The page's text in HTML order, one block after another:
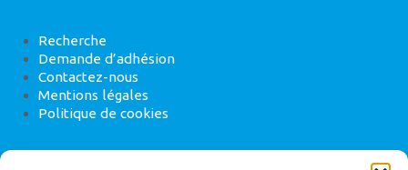
Recherche
Demande d’adhésion
Contactez-nous
Mentions légales
Politique de cookies